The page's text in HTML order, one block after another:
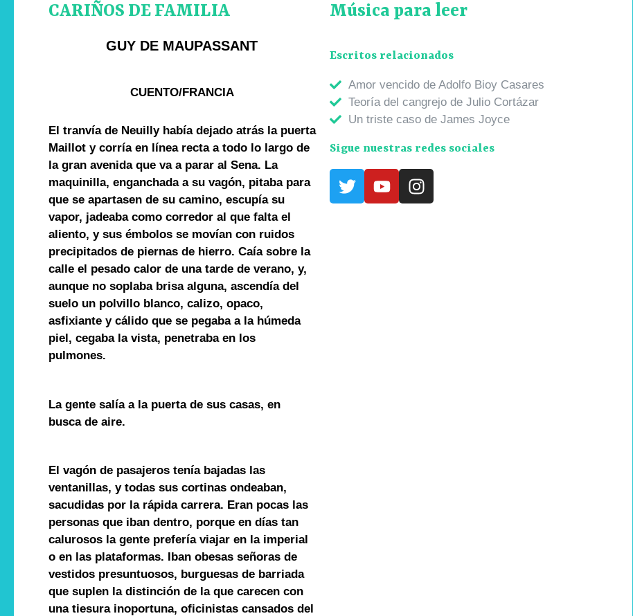
CARIÑOS DE FAMILIA
GUY DE MAUPASSANT
CUENTO/FRANCIA
El tranvía de Neuilly había dejado atrás la puerta
Maillot y corría en línea recta a todo lo largo de
la gran avenida que va a parar al Sena. La
maquinilla, enganchada a su vagón, pitaba para
que se apartasen de su camino, escupía su
vapor, jadeaba como corredor al que falta el
aliento, y sus émbolos se movían con ruidos
precipitados de piernas de hierro. Caía sobre la
calle el pesado calor de una tarde de verano, y,
aunque no soplaba brisa alguna, ascendía del
suelo un polvillo blanco, calizo, opaco,
asfixiante y cálido que se pegaba a la húmeda
piel, cegaba la vista, penetraba en los
pulmones.
La gente salía a la puerta de sus casas, en
busca de aire.
El vagón de pasajeros tenía bajadas las
ventanillas, y todas sus cortinas ondeaban,
sacudidas por la rápida carrera. Eran pocas las
personas que iban dentro, porque en días tan
calurosos la gente prefería viajar en la imperial
o en las plataformas. Iban obesas señoras de
vestidos presuntuosos, burguesas de barriada
que suplen la distinción de la que carecen con
una tiesura inoportuna, oficinistas cansados del
Música para leer
Escritos relacionados
Amor vencido de Adolfo Bioy Casares
Teoría del cangrejo de Julio Cortázar
Un triste caso de James Joyce
Sigue nuestras redes sociales